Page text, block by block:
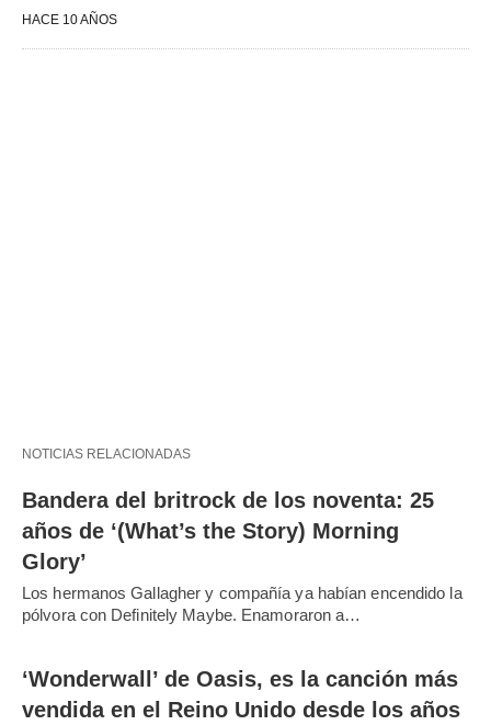
HACE 10 AÑOS
NOTICIAS RELACIONADAS
Bandera del britrock de los noventa: 25
años de ‘(What’s the Story) Morning
Glory’
Los hermanos Gallagher y compañía ya habían encendido la
pólvora con Definitely Maybe. Enamoraron a…
‘Wonderwall’ de Oasis, es la canción más
vendida en el Reino Unido desde los años